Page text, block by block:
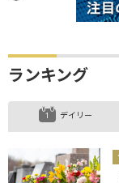
ランキング
デイリー